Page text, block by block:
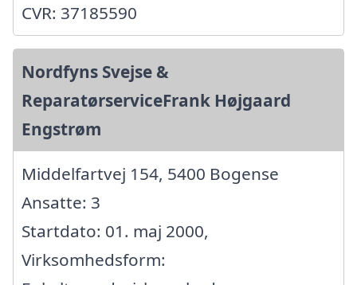
CVR: 37185590
Nordfyns Svejse &
ReparatørserviceFrank Højgaard
Engstrøm
Middelfartvej 154, 5400 Bogense
Ansatte: 3
Startdato: 01. maj 2000,
Virksomhedsform: